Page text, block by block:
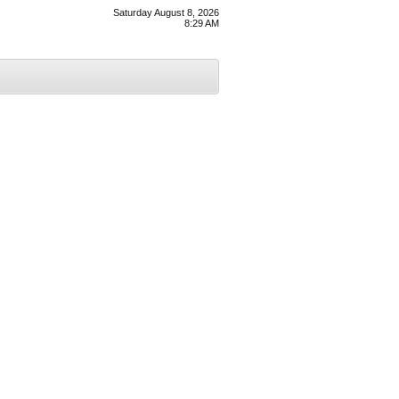
Saturday August 8, 2026
8:29 AM